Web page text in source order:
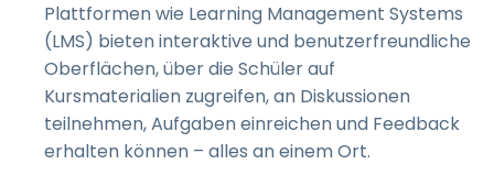
Plattformen wie Learning Management Systems
(LMS) bieten interaktive und benutzerfreundliche
Oberflächen, über die Schüler auf
Kursmaterialien zugreifen, an Diskussionen
teilnehmen, Aufgaben einreichen und Feedback
erhalten können – alles an einem Ort.